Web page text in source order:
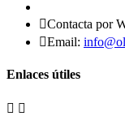
Contacta por
Email:
Enlaces útiles
 